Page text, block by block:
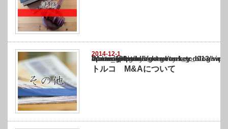
2014-12-1
Warning
: Undefined array key "show_category" in
/home/netst/kuno-cpa.co.jp/public_html/turkey_blog/wp-content/themes/
on line183
トルコ M&Aについて